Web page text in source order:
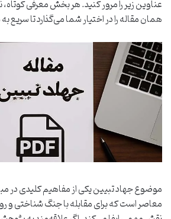
همان مقاله را در اختیار شما می‌گذارد تا
موضوع جهاد تبیین یکی از مفاهیم کلیدی در
معاصر است که برای مقابله با جنگ شناختی و